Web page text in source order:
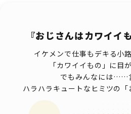
『おじさんはカワイイ
イケメンで仕事もデキる小
「カワイイもの」に目
でもみんなには……
ハラハラキュートなヒミツの「